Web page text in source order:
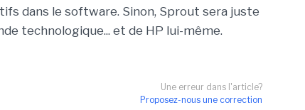
dans le software. Sinon, Sprout sera juste
technologique... et de HP lui-même.
Une erreur dans l'article?
Proposez-nous une correction